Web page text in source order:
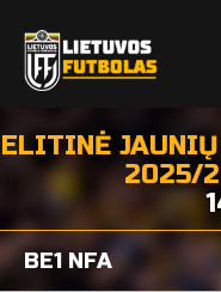
ELITINĖ
2025/
BE1 NFA